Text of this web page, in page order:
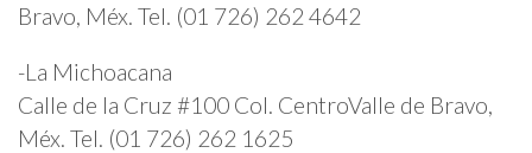
Bravo, Méx. Tel. (01 726) 262 4642
-La Michoacana
Calle de la Cruz #100 Col. CentroValle de Bravo,
Méx. Tel. (01 726) 262 1625